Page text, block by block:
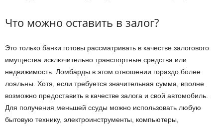
Что можно оставить в залог?
Это только банки готовы рассматривать в качестве залогового
имущества исключительно транспортные средства или
недвижимость. Ломбарды в этом отношении гораздо более
лояльны. Хотя, если требуется значительная сумма, вполне
возможно предоставить в качестве залога и свой автомобиль.
Для получения меньшей ссуды можно использовать любую
бытовую технику, электроинструменты, компьютеры,